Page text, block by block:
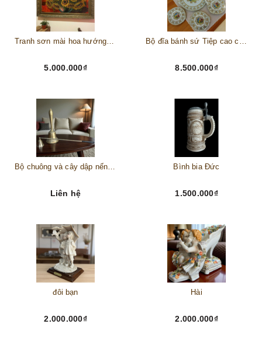
Tranh sơn mài hoa hướng dương châu Âu
5.000.000₫
Bộ đĩa bánh sứ Tiệp cao cấp – Biểu tượng tinh tế cho bàn tiệc thượng lưu
8.500.000₫
Bộ chuông và cây dập nến đồng
Liên hệ
Bình bia Đức
1.500.000₫
đôi bạn
2.000.000₫
Hài
2.000.000₫